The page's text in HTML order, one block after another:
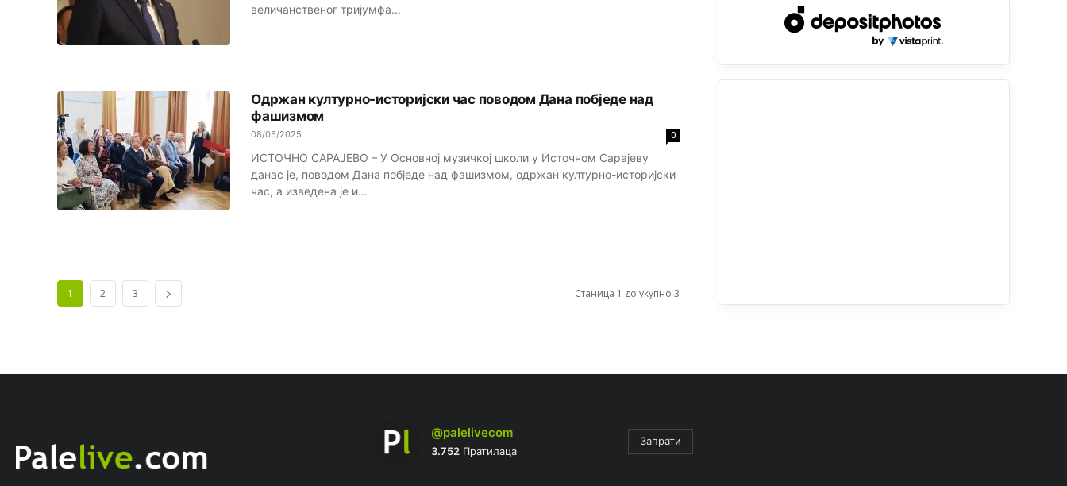
величанственог тријумфа...
Одржан културно-историјски час поводом Дана побједе над
фашизмом
08/05/2025 0
ИСТОЧНО САРАЈЕВО – У Основној музичкој школи у Источном Сарајеву
данас је, поводом Дана побједе над фашизмом, одржан културно-историјски
час, а изведена је и...
1 2 3 Станица 1 до укупно 3
@palelivecom
3.752Пратилаца
Запрати